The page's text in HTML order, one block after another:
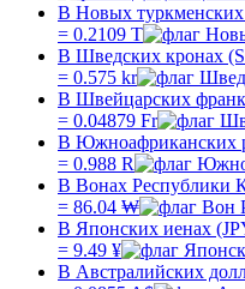
В Новых
= 0.2109 T
В Шведских кронах
= 0.575 kr
В Швейцарских
= 0.04879 Fr
В Южноафриканских
= 0.988 R
В Вонах Республики
= 86.04 ₩
В Японских иенах
= 9.49 ¥
В Австралийских